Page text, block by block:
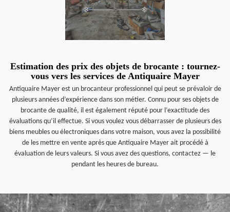
Estimation des prix des objets de brocante : tournez-
vous vers les services de Antiquaire Mayer
Antiquaire Mayer est un brocanteur professionnel qui peut se prévaloir de
plusieurs années d’expérience dans son métier. Connu pour ses objets de
brocante de qualité, il est également réputé pour l’exactitude des
évaluations qu’il effectue. Si vous voulez vous débarrasser de plusieurs des
biens meubles ou électroniques dans votre maison, vous avez la possibilité
de les mettre en vente après que Antiquaire Mayer ait procédé à
évaluation de leurs valeurs. Si vous avez des questions, contactez — le
pendant les heures de bureau.